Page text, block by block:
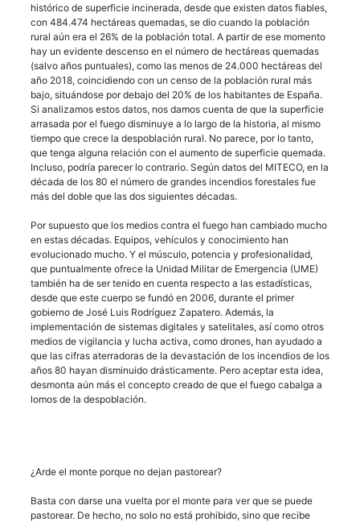
histórico de superficie incinerada, desde que existen datos fiables,
con 484.474 hectáreas quemadas, se dio cuando la población
rural aún era el 26% de la población total. A partir de ese momento
hay un evidente descenso en el número de hectáreas quemadas
(salvo años puntuales), como las menos de 24.000 hectáreas del
año 2018, coincidiendo con un censo de la población rural más
bajo, situándose por debajo del 20% de los habitantes de España.
Si analizamos estos datos, nos damos cuenta de que la superficie
arrasada por el fuego disminuye a lo largo de la historia, al mismo
tiempo que crece la despoblación rural. No parece, por lo tanto,
que tenga alguna relación con el aumento de superficie quemada.
Incluso, podría parecer lo contrario. Según datos del MITECO, en la
década de los 80 el número de grandes incendios forestales fue
más del doble que las dos siguientes décadas.
Por supuesto que los medios contra el fuego han cambiado mucho
en estas décadas. Equipos, vehículos y conocimiento han
evolucionado mucho. Y el músculo, potencia y profesionalidad,
que puntualmente ofrece la Unidad Militar de Emergencia (UME)
también ha de ser tenido en cuenta respecto a las estadísticas,
desde que este cuerpo se fundó en 2006, durante el primer
gobierno de José Luis Rodríguez Zapatero. Además, la
implementación de sistemas digitales y satelitales, así como otros
medios de vigilancia y lucha activa, como drones, han ayudado a
que las cifras aterradoras de la devastación de los incendios de los
años 80 hayan disminuido drásticamente. Pero aceptar esta idea,
desmonta aún más el concepto creado de que el fuego cabalga a
lomos de la despoblación.
¿Arde el monte porque no dejan pastorear?
Basta con darse una vuelta por el monte para ver que se puede
pastorear. De hecho, no solo no está prohibido, sino que recibe